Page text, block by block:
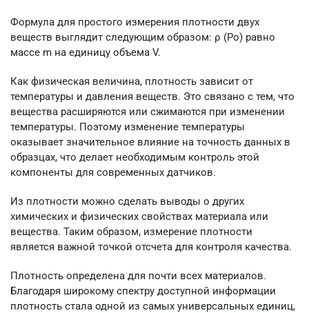
Формула для простого измерения плотности двух
веществ выглядит следующим образом: ρ (Ро) равно
массе m на единицу объема V.
Как физическая величина, плотность зависит от
температуры и давления веществ. Это связано с тем, что
вещества расширяются или сжимаются при изменении
температуры. Поэтому изменение температуры
оказывает значительное влияние на точность данных в
образцах, что делает необходимым контроль этой
компоненты для современных датчиков.
Из плотности можно сделать выводы о других
химических и физических свойствах материала или
вещества. Таким образом, измерение плотности
является важной точкой отсчета для контроля качества.
Плотность определена для почти всех материалов.
Благодаря широкому спектру доступной информации
плотность стала одной из самых универсальных единиц,